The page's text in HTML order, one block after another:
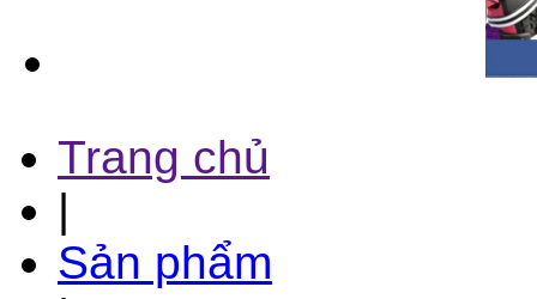
Trang chủ
|
Sản phẩm